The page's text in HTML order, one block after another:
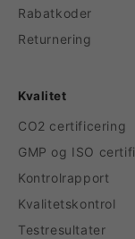
Rabatkoder
Returnering
Kvalitet
CO2 certificering
GMP og ISO
Kontrolrapport
Kvalitetskontrol
Testresultater